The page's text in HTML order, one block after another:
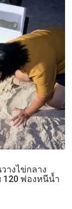
างไข่กลาง
120 ฟองหนีน้ำ